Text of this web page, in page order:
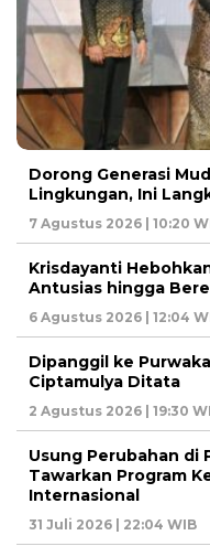
Dorong Generasi
Lingkungan, Ini
7 Agustus 2026 | 10:20
Krisdayanti
Antusias hingga
6 Agustus 2026 | 12:04
Dipanggil ke
Ciptamulya Ditata
2 Agustus 2026 | 19:30
Usung Perubahan di
Tawarkan Program
Internasional
31 Juli 2026 | 22:04 WIB